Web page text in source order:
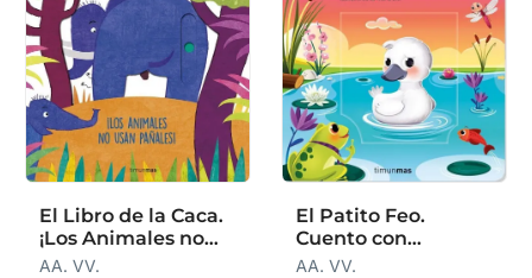
El Libro de la Caca.
¡Los Animales no
Usan Pañales
AA. VV.
El Patito Feo.
Cuento con
Mecanismos
AA. VV.